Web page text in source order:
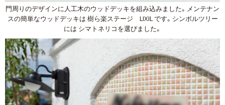
門周りのデザインに人工木のウッドデッキを組み込みました。メンテナン
スの簡単なウッドデッキは 樹ら楽ステージ LIXIL です。シンボルツリー
には シマトネリコを選びました。